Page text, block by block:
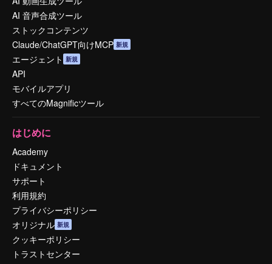
AI 音声合成ツール
ストックコンテンツ
Claude/ChatGPT向けMCP 新規
エージェント 新規
API
モバイルアプリ
すべてのMagnificツール
はじめに
Academy
ドキュメント
サポート
利用規約
プライバシーポリシー
オリジナル 新規
クッキーポリシー
トラストセンター